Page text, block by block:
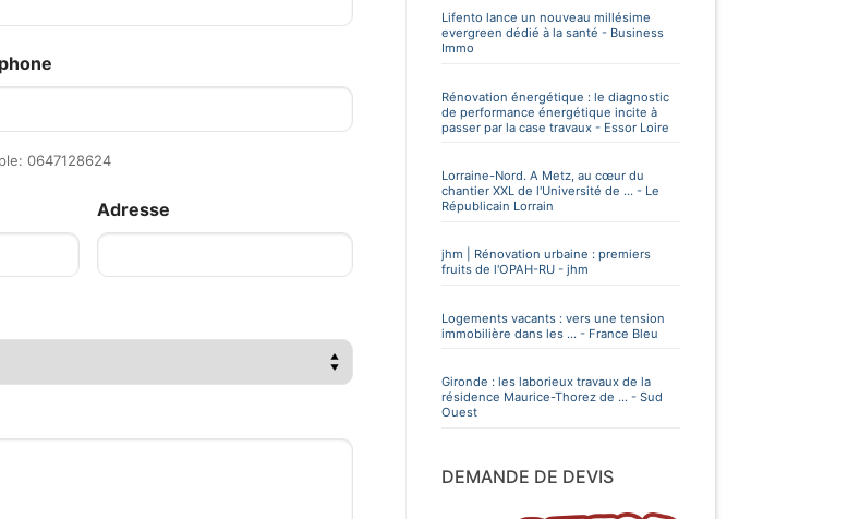
0647128624
Adresse
Lifento lance un nouveau millésime
evergreen dédié à la santé - Business
Immo
Rénovation énergétique : le diagnostic
de performance énergétique incite à
passer par la case travaux - Essor Loire
Lorraine-Nord. A Metz, au cœur du
chantier XXL de l'Université de ... - Le
Républicain Lorrain
jhm | Rénovation urbaine : premiers
fruits de l'OPAH-RU - jhm
Logements vacants : vers une tension
immobilière dans les ... - France Bleu
Gironde : les laborieux travaux de la
résidence Maurice-Thorez de ... - Sud
Ouest
DEMANDE DE DEVIS